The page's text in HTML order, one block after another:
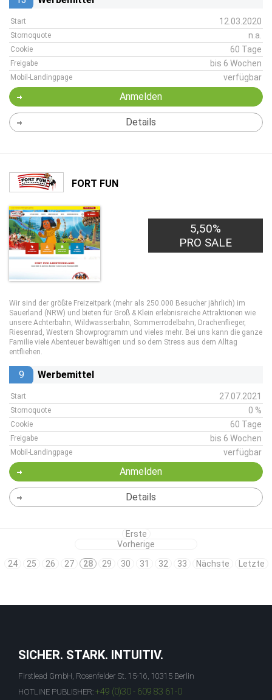
Start 12.03.2020
Stornoquote n.a.
Cookie 60 Tage
Freigabe bis 6 Wochen
Mobil-Landingpage verfügbar
Anmelden
Details
FORT FUN
5,50%
PRO SALE
Wir sind der größte Freizeitpark (mehr als 250.000 Besucher jährlich) im
Sauerland (NRW) und bieten für Groß & Klein erlebnisreiche Attraktionen wie
unsere Achterbahn, Wildwasserbahn, Sommerrodelbahn, Drachenflieger,
Riesenrad, Western Showprogramm und vieles mehr. Bei uns kann die ganze
Familie viele Abenteuer bewältigen und so dem Stress aus dem Alltag
entfliehen.
9 Werbemittel
Start 27.07.2021
Stornoquote 0 %
Cookie 60 Tage
Freigabe bis 6 Wochen
Mobil-Landingpage verfügbar
Anmelden
Details
Erste
Vorherige
24
25 26 27 28 29 30 31 32 33 Nächste Letzte
SICHER. STARK. INTUITIV.
Firstlead GmbH, Rosenfelder St. 15-16, 10315 Berlin
HOTLINE PUBLISHER: +49 (0)30 - 609 83 61-0